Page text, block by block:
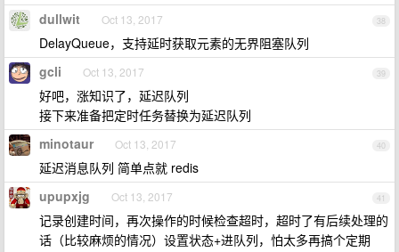
38
dullwit Oct 13, 2017
DelayQueue，支持延时获取元素的无界阻塞队列
39
gcli Oct 13, 2017
好吧，涨知识了，延迟队列
接下来准备把定时任务替换为延迟队列
40
minotaur Oct 13, 2017
延迟消息队列 简单点就 redis
41
upupxjg Oct 13, 2017
记录创建时间，再次操作的时候检查超时，超时了有后续处理的
话（比较麻烦的情况）设置状态+进队列，怕太多再搞个定期